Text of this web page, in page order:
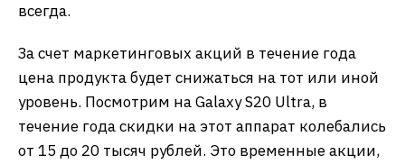
всегда.
За счет маркетинговых акций в течение года
цена продукта будет снижаться на тот или иной
уровень. Посмотрим на Galaxy S20 Ultra, в
течение года скидки на этот аппарат колебались
от 15 до 20 тысяч рублей. Это временные акции,